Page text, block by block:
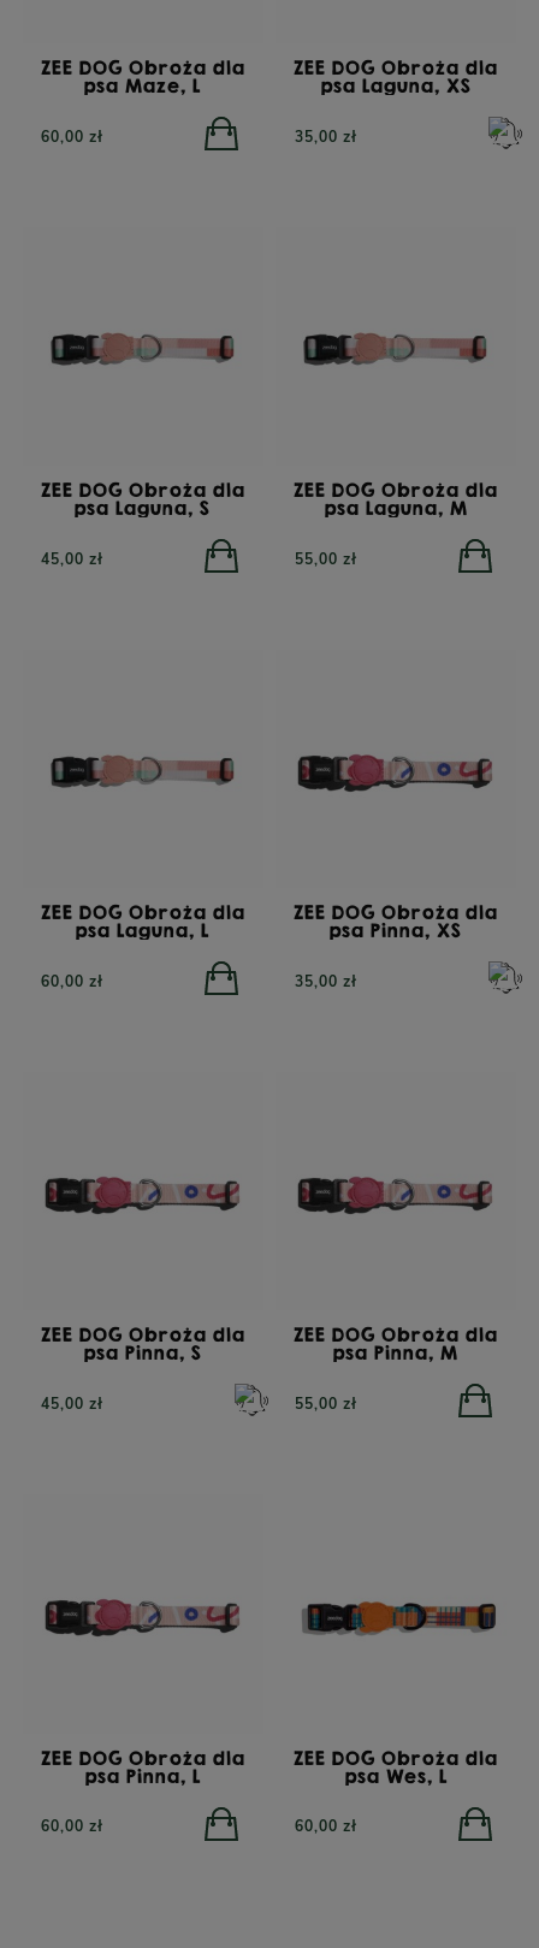
ZEE DOG Obroża dla
psa Maze, L
60,00 zł
ZEE DOG Obroża dla
psa Laguna, XS
35,00 zł
ZEE DOG Obroża dla
psa Laguna, S
45,00 zł
ZEE DOG Obroża dla
psa Laguna, M
55,00 zł
ZEE DOG Obroża dla
psa Laguna, L
60,00 zł
ZEE DOG Obroża dla
psa Pinna, XS
35,00 zł
ZEE DOG Obroża dla
psa Pinna, S
45,00 zł
ZEE DOG Obroża dla
psa Pinna, M
55,00 zł
ZEE DOG Obroża dla
psa Pinna, L
60,00 zł
ZEE DOG Obroża dla
psa Wes, L
60,00 zł